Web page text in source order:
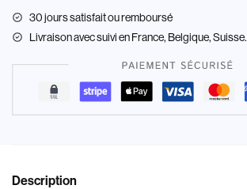
30 jours satisfait ou remboursé
Livraisonavec suivi en France, Belgique, Suisse.
Description